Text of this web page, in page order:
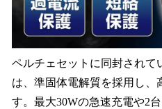
ペルチェセットに同封されて
は、準固体電解質を採用し、
す。最大30Wの急速充電や2